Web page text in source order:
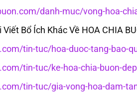
danh-muc/vong-hoa-
Bổ Ích Khác Về HOA CHIA
tin-tuc/hoa-duoc-tang-bao-
tin-tuc/ke-hoa-chia-buon-
tin-tuc/gia-vong-hoa-dam-